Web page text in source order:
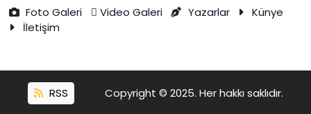
Foto Galeri
Video Galeri Yazarlar
Künye
İletişim
RSS Copyright © 2025. Her hakkı saklıdır.